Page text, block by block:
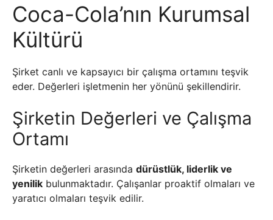
Coca-Cola’nın Kurumsal
Kültürü
Şirket canlı ve kapsayıcı bir çalışma ortamını teşvik
eder. Değerleri işletmenin her yönünü şekillendirir.
Şirketin Değerleri ve Çalışma
Ortamı
Şirketin değerleri arasında dürüstlük, liderlik ve
yenilik bulunmaktadır. Çalışanlar proaktif olmaları ve
yaratıcı olmaları teşvik edilir.